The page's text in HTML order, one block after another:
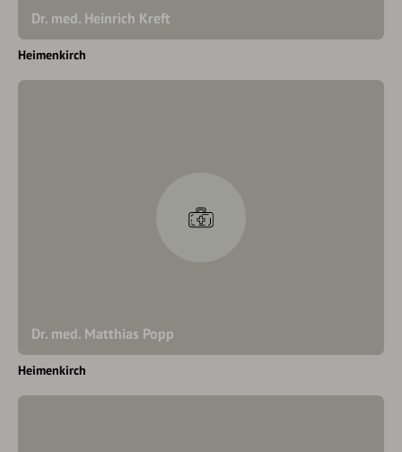
Dr. med. Heinrich Kreft
Heimenkirch
Dr. med. Matthias Popp
Heimenkirch